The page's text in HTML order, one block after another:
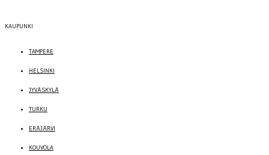
KAUPUNKI
TAMPERE
HELSINKI
JYVÄSKYLÄ
TURKU
ERÄJÄRVI
KOUVOLA